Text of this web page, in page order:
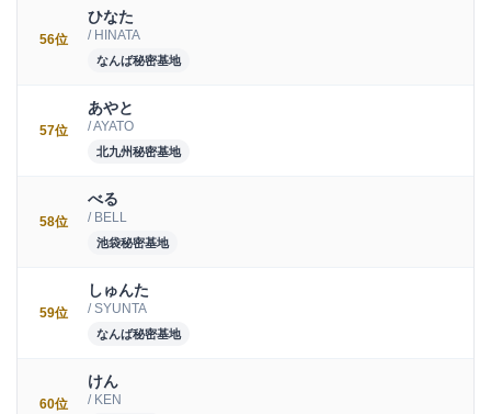
56位
ひなた
/ HINATA
なんば秘密基地
57位
あやと
/ AYATO
北九州秘密基地
58位
べる
/ BELL
池袋秘密基地
59位
しゅんた
/ SYUNTA
なんば秘密基地
60位
けん
/ KEN